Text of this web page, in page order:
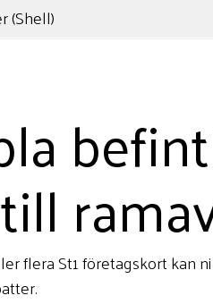
(Shell)
flera St1 företagskort kan